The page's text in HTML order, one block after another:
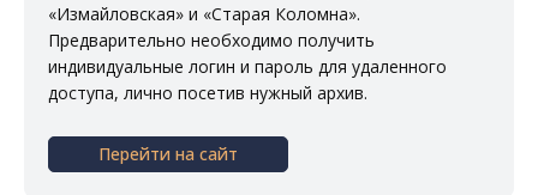
«Измайловская» и «Старая Коломна».
Предварительно необходимо получить
индивидуальные логин и пароль для удаленного
доступа, лично посетив нужный архив.
Перейти на сайт